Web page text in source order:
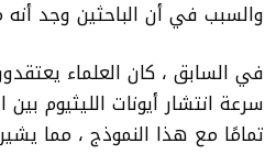
والسبب في أن الباحثين وجد
في السابق ، كان العلماء
سرعة انتشار أيونات الليثيوم
تمامًا مع هذا النموذج ، مما